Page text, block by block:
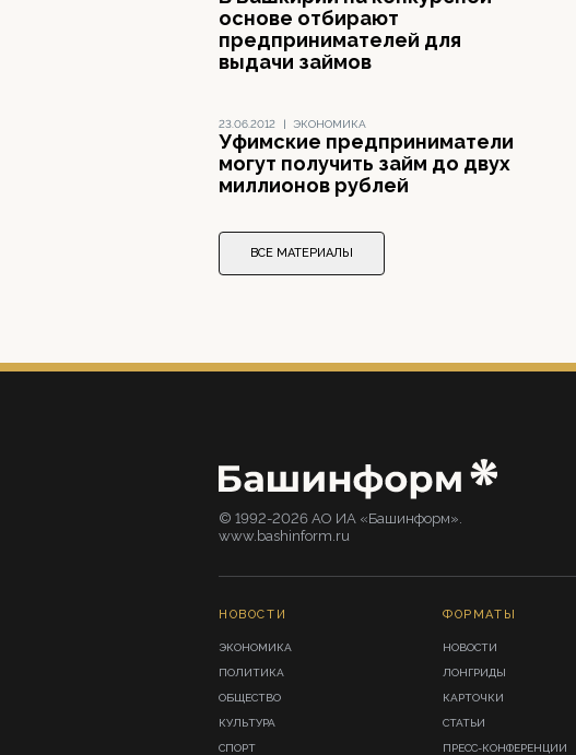
основе отбирают
предпринимателей для
выдачи займов
23.06.2012 | ЭКОНОМИКА
Уфимские предприниматели
могут получить займ до двух
миллионов рублей
ВСЕ МАТЕРИАЛЫ
© 1992-2026 АО ИА «Башинформ».
www.bashinform.ru
НОВОСТИ
ЭКОНОМИКА
ПОЛИТИКА
ОБЩЕСТВО
КУЛЬТУРА
СПОРТ
ФОРМАТЫ
НОВОСТИ
ЛОНГРИДЫ
КАРТОЧКИ
СТАТЬИ
ПРЕСС-КОНФЕРЕНЦИИ